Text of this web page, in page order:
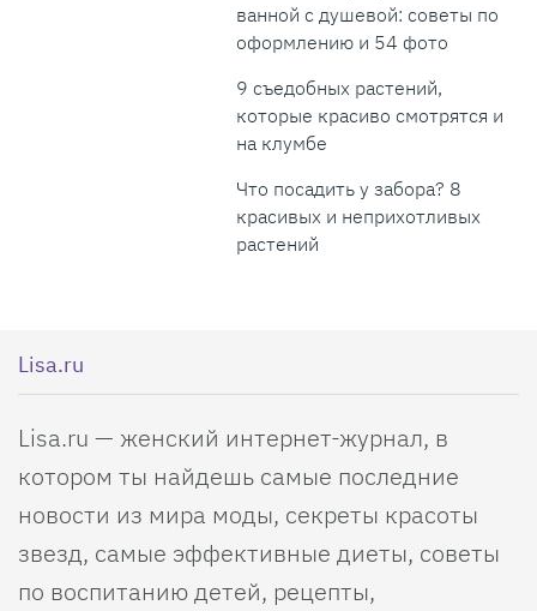
ванной с душевой: советы по
оформлению и 54 фото
9 съедобных растений,
которые красиво смотрятся и
на клумбе
Что посадить у забора? 8
красивых и неприхотливых
растений
Lisa.ru
Lisa.ru — женский интернет-журнал, в
котором ты найдешь самые последние
новости из мира моды, секреты красоты
звезд, самые эффективные диеты, советы
по воспитанию детей, рецепты,